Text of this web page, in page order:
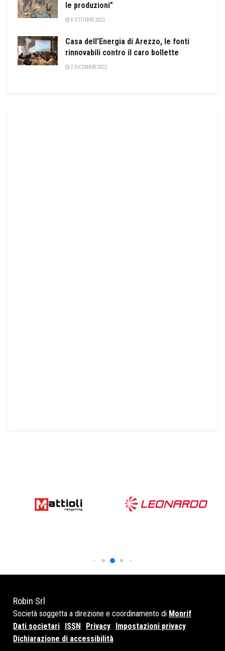
le produzioni”
8 OTTOBRE 2022
Casa dell’Energia di Arezzo, le fonti
rinnovabili contro il caro bollette
2 DICEMBRE 2022
Robin Srl
Società soggetta a direzione e coordinamento di Monrif
Dati societari ISSN Privacy Impostazioni privacy
Dichiarazione di accessibilità